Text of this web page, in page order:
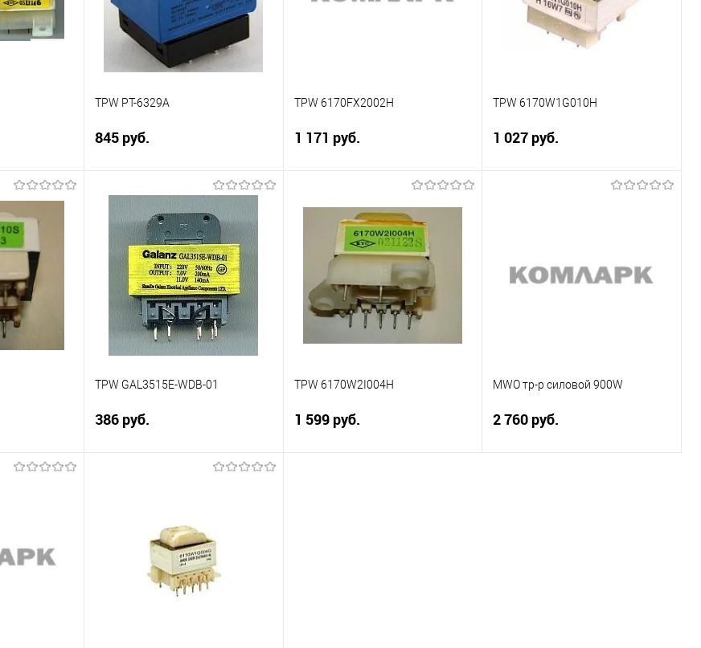
Недоступно
TPW PT-6329A
845 руб.
Подписаться
Сравнение
В избранное
Недоступно
TPW 6170FX2002H
1 171 руб.
Подписаться
Сравнение
Недоступно
TPW 6170W1G010H
1 027 руб.
В избранное
Недоступно
Недоступно
TPW GAL3515E-WDB-01
386 руб.
Сравнение
В избранное
Недоступно
TPW 6170W2I004H
1 599 руб.
MWO тр-р силовой 900W
2 760 руб.